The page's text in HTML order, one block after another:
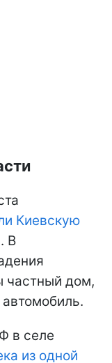
Киевскую
В
частный дом,
в селе
из одной